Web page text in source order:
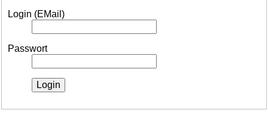
Login (EMail)
Passwort